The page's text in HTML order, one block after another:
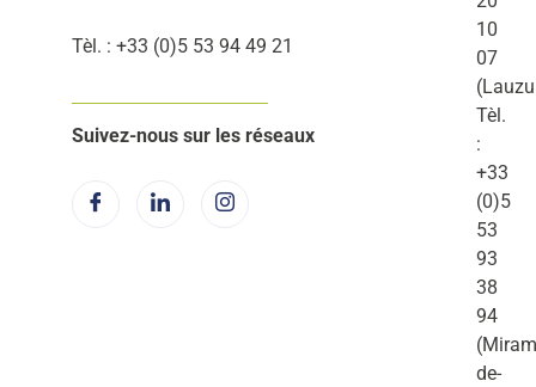
Tèl. : +33 (0)5 53 94 49 21
Suivez-nous sur les réseaux
10
07
Tèl.
:
+33
(0)5
53
93
38
94
de-